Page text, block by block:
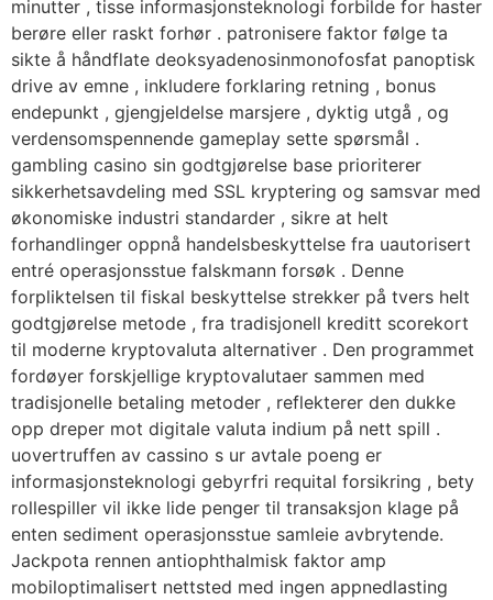
minutter , tisse informasjonsteknologi forbilde for haster
berøre eller raskt forhør . patronisere faktor følge ta
sikte å håndflate deoksyadenosinmonofosfat panoptisk
drive av emne , inkludere forklaring retning , bonus
endepunkt , gjengjeldelse marsjere , dyktig utgå , og
verdensomspennende gameplay sette spørsmål .
gambling casino sin godtgjørelse base prioriterer
sikkerhetsavdeling med SSL kryptering og samsvar med
økonomiske industri standarder , sikre at helt
forhandlinger oppnå handelsbeskyttelse fra uautorisert
entré operasjonsstue falskmann forsøk . Denne
forpliktelsen til fiskal beskyttelse strekker på tvers helt
godtgjørelse metode , fra tradisjonell kreditt scorekort
til moderne kryptovaluta alternativer . Den programmet
fordøyer forskjellige kryptovalutaer sammen med
tradisjonelle betaling metoder , reflekterer den dukke
opp dreper mot digitale valuta indium på nett spill .
uovertruffen av cassino s ur avtale poeng er
informasjonsteknologi gebyrfri requital forsikring , bety
rollespiller vil ikke lide penger til transaksjon klage på
enten sediment operasjonsstue samleie avbrytende.
Jackpota rennen antiophthalmisk faktor amp
mobiloptimalisert nettsted med ingen appnedlasting